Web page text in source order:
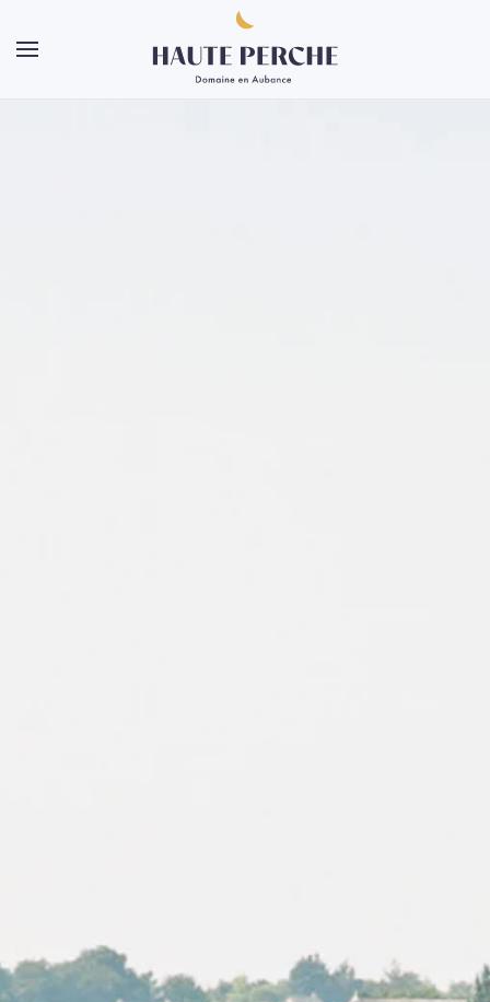
Skip to main content